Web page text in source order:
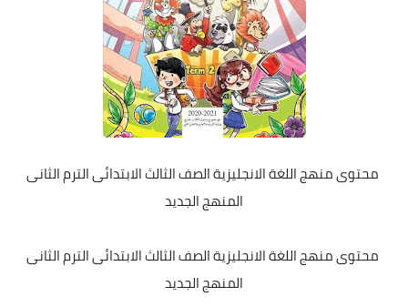
محتوى منهج اللغة الانجليزية الصف الثالث الابتدائى الترم الثانى
المنهج الجديد
محتوى منهج اللغة الانجليزية الصف الثالث الابتدائى الترم الثانى
المنهج الجديد